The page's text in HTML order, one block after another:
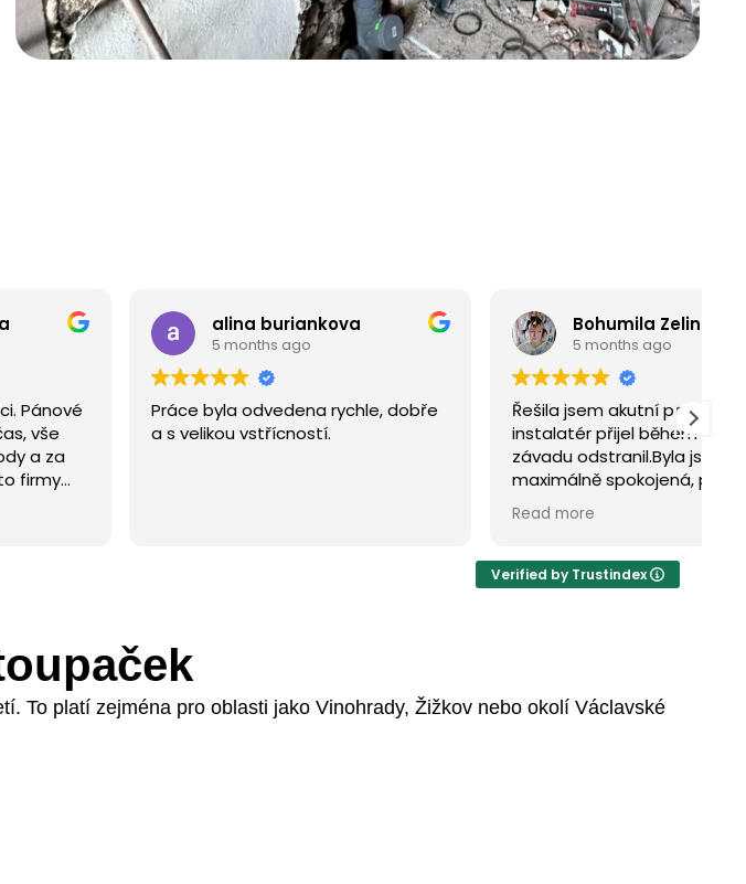
alina buriankova
5 months ago
Práce byla odvedena rychle, dobře
a s velikou vstřícností.
Bohumila Zelinková
5 months ago
Řešila jsem akutní problém,
instalatér přijel během hodiny a
závadu odstranil.Byla jsem
maximálně spokojená, profesionální
šikovného řemeslníka.Tuto firmu
Verified by Trustindex
To platí zejména pro oblasti jako Vinohrady, Žižkov nebo okolí Václavské